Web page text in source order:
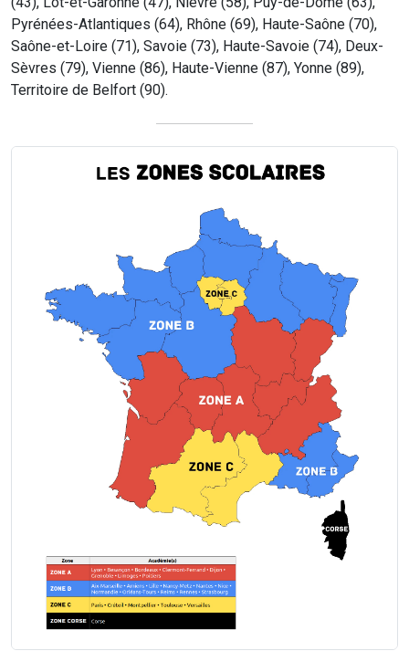
Pyrénées-Atlantiques (64), Rhône (69), Haute-Saône (70),
Saône-et-Loire (71), Savoie (73), Haute-Savoie (74), Deux-
Sèvres (79), Vienne (86), Haute-Vienne (87), Yonne (89),
Territoire de Belfort (90).